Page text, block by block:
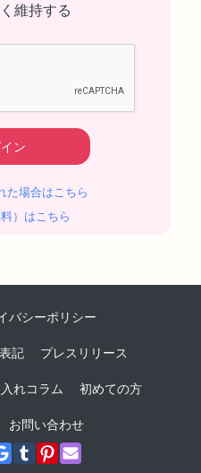
維持する
た場合はこちら
）はこちら
バシーポリシー
記 プレスリリース
れコラム 初めての方
お問い合わせ